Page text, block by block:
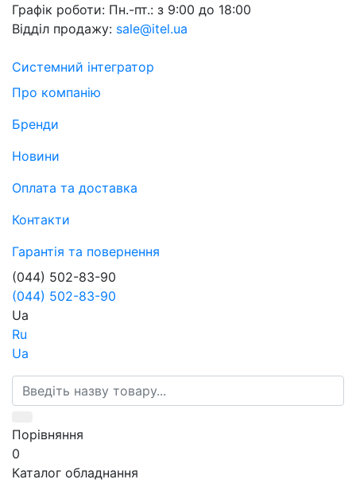
Графік роботи: Пн.-пт.: з 9:00 до 18:00
Відділ продажу: sale@itel.ua
Системний інтегратор
Про компанію
Бренди
Новини
Оплата та доставка
Контакти
Гарантія та повернення
(044) 502-83-90
(044) 502-83-90
Ua
Ru
Ua
Порівняння
0
Каталог обладнання